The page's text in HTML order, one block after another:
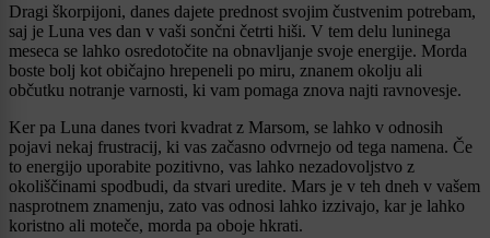
Dragi škorpijoni, danes dajete prednost svojim čustvenim potrebam,
saj je Luna ves dan v vaši sončni četrti hiši. V tem delu luninega
meseca se lahko osredotočite na obnavljanje svoje energije. Morda
boste bolj kot običajno hrepeneli po miru, znanem okolju ali
občutku notranje varnosti, ki vam pomaga znova najti ravnovesje.
Ker pa Luna danes tvori kvadrat z Marsom, se lahko v odnosih
pojavi nekaj frustracij, ki vas začasno odvrnejo od tega namena. Če
to energijo uporabite pozitivno, vas lahko nezadovoljstvo z
okoliščinami spodbudi, da stvari uredite. Mars je v teh dneh v vašem
nasprotnem znamenju, zato vas odnosi lahko izzivajo, kar je lahko
koristno ali moteče, morda pa oboje hkrati.